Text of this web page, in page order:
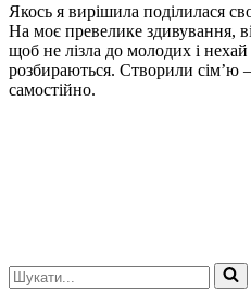
Якось я вирішила поділилася
На моє превелике здивування,
щоб не лізла до молодих і
розбираються. Створили сім’ю
самостійно.
Шукати...